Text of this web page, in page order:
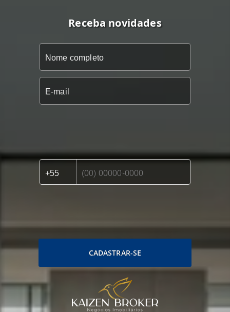
Receba novidades
CADASTRAR-SE